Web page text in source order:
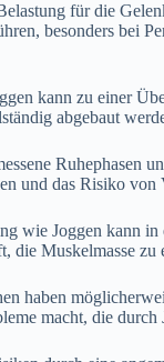
für die
besonders bei
kann zu einer
abgebaut
Ruhephasen
und das Risiko von
wie Joggen kann
Muskelmasse zu
haben
macht, die